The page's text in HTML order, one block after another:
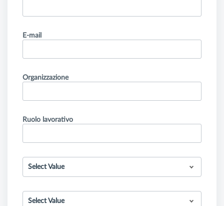
E-mail
Organizzazione
Ruolo lavorativo
Select Value
Select Value